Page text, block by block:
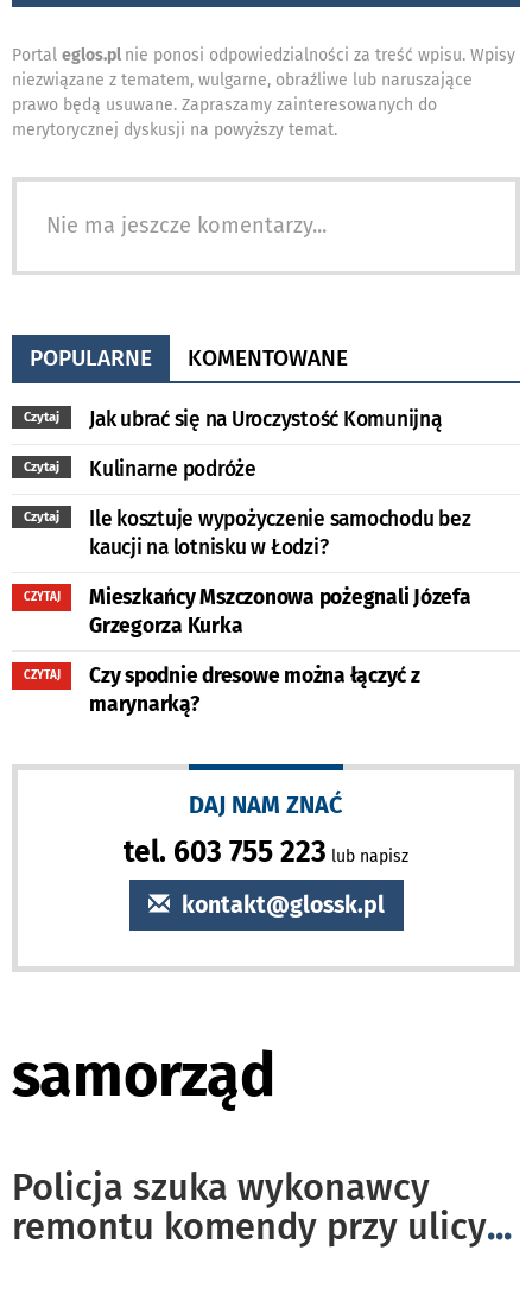
Portal eglos.pl nie ponosi odpowiedzialności za treść wpisu. Wpisy
niezwiązane z tematem, wulgarne, obraźliwe lub naruszające
prawo będą usuwane. Zapraszamy zainteresowanych do
merytorycznej dyskusji na powyższy temat.
Nie ma jeszcze komentarzy...
POPULARNE KOMENTOWANE
Czytaj Jak ubrać się na Uroczystość Komunijną
Czytaj Kulinarne podróże
Czytaj
Ile kosztuje wypożyczenie samochodu bez
kaucji na lotnisku w Łodzi?
CZYTAJ
Mieszkańcy Mszczonowa pożegnali Józefa
Grzegorza Kurka
CZYTAJ
Czy spodnie dresowe można łączyć z
marynarką?
DAJ NAM ZNAĆ
tel. 603 755 223 lub napisz
kontakt@glossk.pl
samorząd
Policja szuka wykonawcy
remontu komendy przy ulicy...